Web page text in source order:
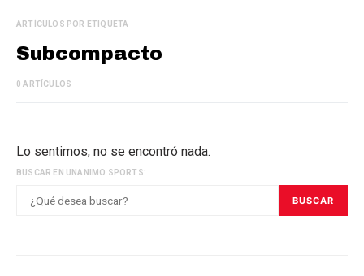
ARTÍCULOS POR ETIQUETA
Subcompacto
0 ARTÍCULOS
Lo sentimos, no se encontró nada.
BUSCAR EN UNANIMO SPORTS:
BUSCAR